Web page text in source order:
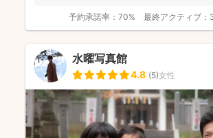
予約承諾率： 70% 最終アクティブ：
水曜写真館
4.8 (5)女性